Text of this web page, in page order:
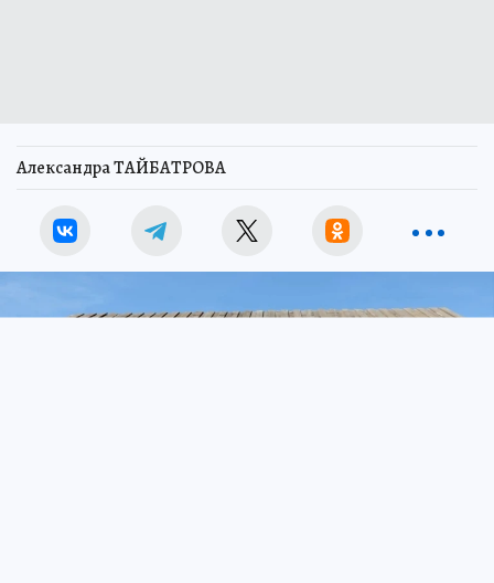
Александра ТАЙБАТРОВА